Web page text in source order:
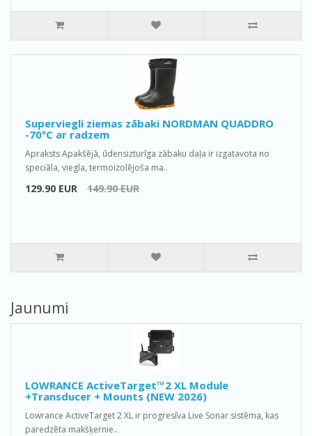
Superviegli ziemas zābaki NORDMAN QUADDRO
-70ºС ar radzem
Apraksts Apakšējā, ūdensizturīga zābaku daļa ir izgatavota no
speciāla, viegla, termoizolējoša ma..
129.90 EUR 149.90 EUR
Jaunumi
LOWRANCE ActiveTarget™2 XL Module
+Transducer + Mounts (NEW 2026)
Lowrance ActiveTarget 2 XL ir progresīva Live Sonar sistēma, kas
paredzēta makšķernie..